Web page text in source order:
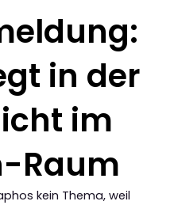
in der
im
Raum
kein Thema, weil